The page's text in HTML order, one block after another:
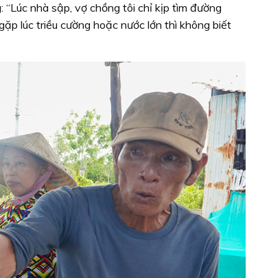
nhà sập, vợ chồng tôi chỉ kịp tìm đường
lúc triều cường hoặc nước lớn thì không biết